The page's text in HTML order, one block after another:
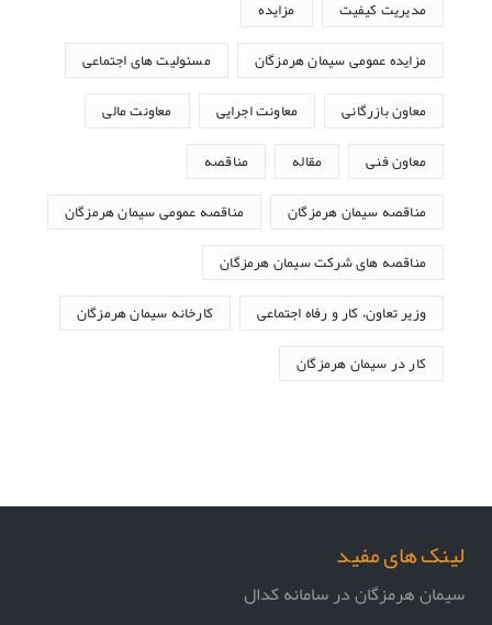
مدیریت کیفیت مزایده
مزایده عمومی سیمان هرمزگان مسئولیت های اجتماعی
معاون بازرگانی معاونت اجرایی معاونت مالی
معاون فنی مقاله مناقصه
مناقصه سیمان هرمزگان مناقصه عمومی سیمان هرمزگان
مناقصه های شرکت سیمان هرمزگان
وزیر تعاون، کار و رفاه اجتماعی کارخانه سیمان هرمزگان
کار در سیمان هرمزگان
لینک های مفید
سیمان هرمزگان در سامانه کدال